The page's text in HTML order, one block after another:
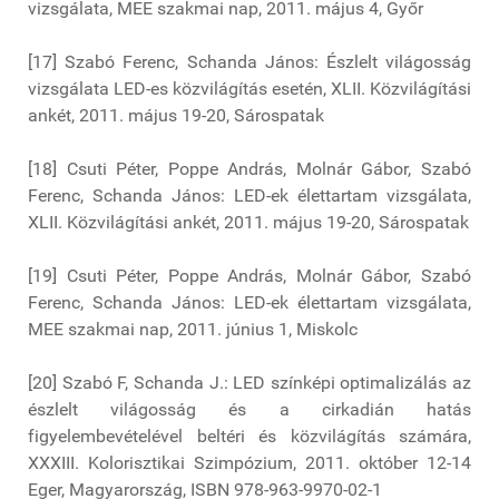
vizsgálata, MEE szakmai nap, 2011. május 4, Győr
[17] Szabó Ferenc, Schanda János: Észlelt világosság
vizsgálata LED-es közvilágítás esetén, XLII. Közvilágítási
ankét, 2011. május 19-20, Sárospatak
[18] Csuti Péter, Poppe András, Molnár Gábor, Szabó
Ferenc, Schanda János: LED-ek élettartam vizsgálata,
XLII. Közvilágítási ankét, 2011. május 19-20, Sárospatak
[19] Csuti Péter, Poppe András, Molnár Gábor, Szabó
Ferenc, Schanda János: LED-ek élettartam vizsgálata,
MEE szakmai nap, 2011. június 1, Miskolc
[20] Szabó F, Schanda J.: LED színképi optimalizálás az
észlelt világosság és a cirkadián hatás
figyelembevételével beltéri és közvilágítás számára,
XXXIII. Kolorisztikai Szimpózium, 2011. október 12-14
Eger, Magyarország, ISBN 978-963-9970-02-1